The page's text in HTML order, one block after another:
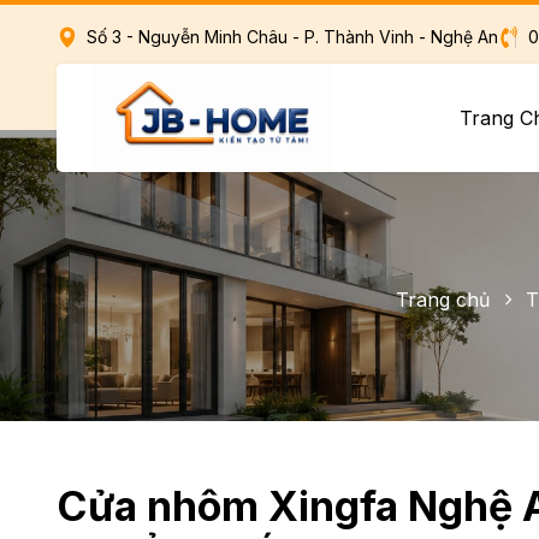
Số 3 - Nguyễn Minh Châu - P. Thành Vinh - Nghệ An
Trang
Trang chủ
Cửa nhôm Xingfa Nghệ